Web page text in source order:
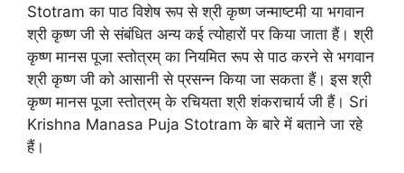
Stotram का पाठ विशेष रूप से श्री कृष्ण जन्माष्टमी या भगवान
श्री कृष्ण जी से संबंधित अन्य कई त्योहारों पर किया जाता हैं। श्री
कृष्ण मानस पूजा स्तोत्रम् का नियमित रूप से पाठ करने से भगवान
श्री कृष्ण जी को आसानी से प्रसन्न किया जा सकता हैं। इस श्री
कृष्ण मानस पूजा स्तोत्रम् के रचियता श्री शंकराचार्य जी हैं। Sri
Krishna Manasa Puja Stotram के बारे में बताने जा रहे
हैं।